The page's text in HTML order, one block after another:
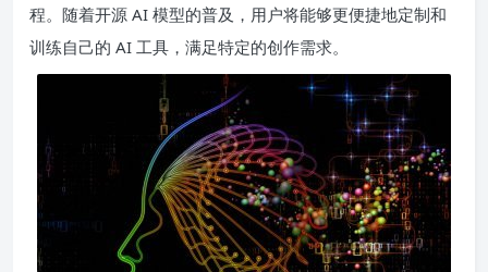
程。随着开源 AI 模型的普及，用户将能够更便捷地定制和
训练自己的 AI 工具，满足特定的创作需求。